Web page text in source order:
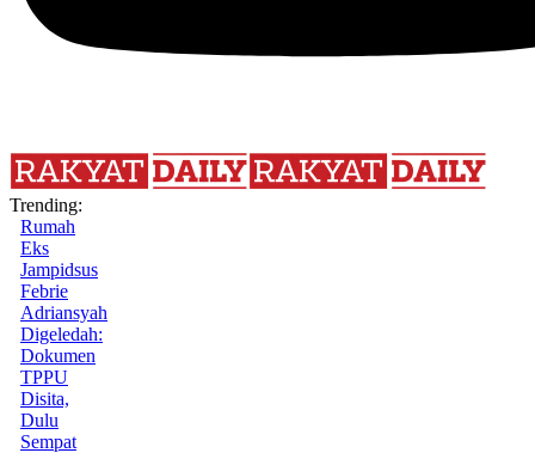
Trending:
Rumah
Eks
Jampidsus
Febrie
Adriansyah
Digeledah:
Dokumen
TPPU
Disita,
Dulu
Sempat